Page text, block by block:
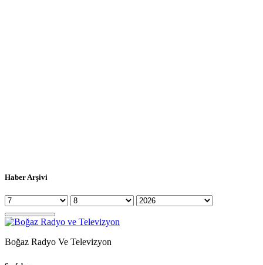
Haber Arşivi
Boğaz Radyo Ve Televizyon